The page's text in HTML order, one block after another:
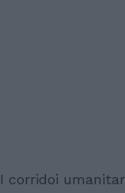
I corridoi